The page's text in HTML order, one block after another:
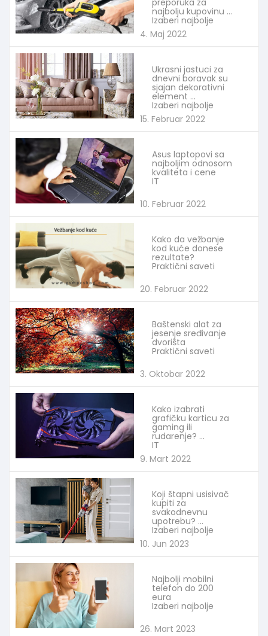
najbolju kupovinu
Izaberi najbolje
4. Maj 2022
Ukrasni jastuci za
dnevni boravak su
sjajan dekorativni
element
Izaberi najbolje
15. Februar 2022
Asus laptopovi sa
najboljim odnosom
kvaliteta i cene
IT
10. Februar 2022
Kako da vežbanje
kod kuće donese
rezultate?
Praktični saveti
20. Februar 2022
Baštenski alat za
jesenje sređivanje
dvorišta
Praktični saveti
3. Oktobar 2022
Kako izabrati
grafičku karticu za
gaming ili
rudarenje?
IT
9. Mart 2022
Koji štapni usisivač
kupiti za
svakodnevnu
upotrebu?
Izaberi najbolje
10. Jun 2023
Najbolji mobilni
telefon do 200
eura
Izaberi najbolje
26. Mart 2023